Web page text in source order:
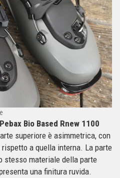
Bio Based Rnew 1100
superiore è asimmetrica, con
a quella interna. La parte
stesso materiale della parte
una finitura ruvida.